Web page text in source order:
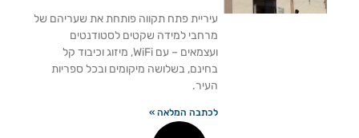
עיריית פתח תקווה פותחת את שעריהם של
מרחבי למידה שקטים לסטודנטים
ועצמאים – עם WiFi, מיזוג וכיבוד קל
בחינם, בשלושה מיקומים ובכל ספריות
העיר.
לכתבה המלאה »